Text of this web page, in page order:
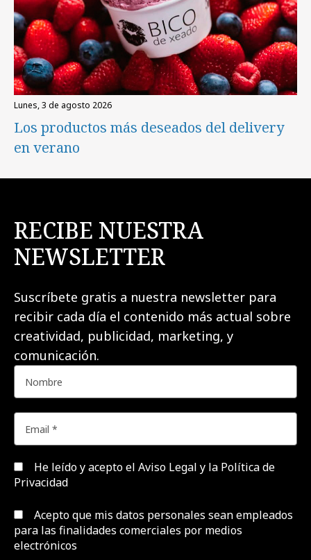
lunes, 3 de agosto 2026
Los productos más deseados del delivery
en verano
RECIBE NUESTRA
NEWSLETTER
Suscríbete gratis a nuestra newsletter para
recibir cada día el contenido más actual sobre
creatividad, publicidad, marketing, y
comunicación.
He leído y acepto el Aviso Legal y la Política de
Privacidad
Acepto que mis datos personales sean empleados
para las finalidades comerciales por medios
electrónicos